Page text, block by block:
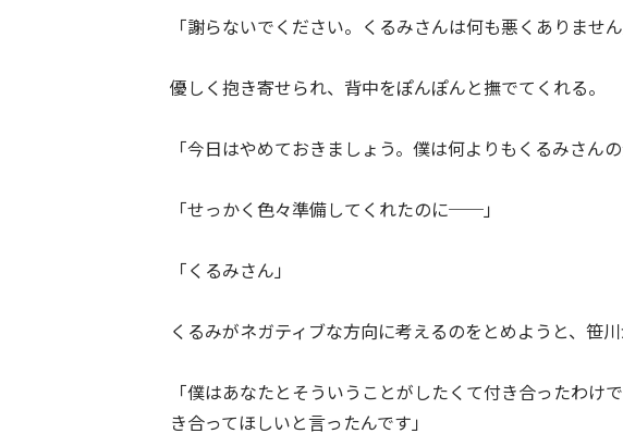
「謝らないでください。くるみさんは何も悪くありません
優しく抱き寄せられ、背中をぽんぽんと撫でてくれる。
「今日はやめておきましょう。僕は何よりもくるみさん
「せっかく色々準備してくれたのに──」
「くるみさん」
くるみがネガティブな方向に考えるのをとめようと、笹
「僕はあなたとそういうことがしたくて付き合ったわけ
き合ってほしいと言ったんです」